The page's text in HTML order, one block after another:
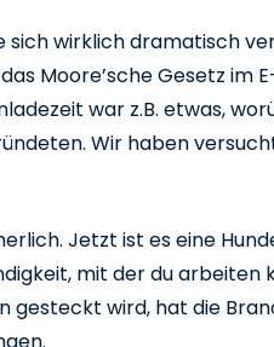
sich wirklich dramatisch
Moore’sche Gesetz im
war z.B. etwas,
Wir haben
Jetzt ist es eine
mit der du arbeiten
gesteckt wird, hat die